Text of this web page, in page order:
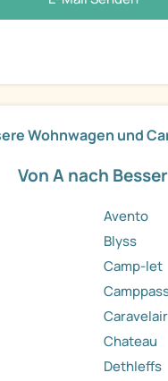
Wohnwagen und
Von A nach Besser
Avento
Blyss
Camp-let
Caravelair
Chateau
Dethleffs